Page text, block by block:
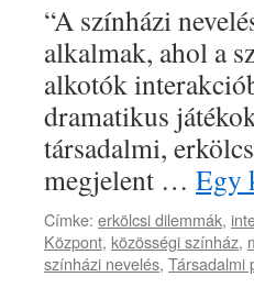
“A színházi
alkalmak, ahol a
alkotók
dramatikus
társadalmi,
megjelent … Egy
Címke: erkölcsi dilemmák,
Központ, közösségi színház,
színházi nevelés, Társadalmi